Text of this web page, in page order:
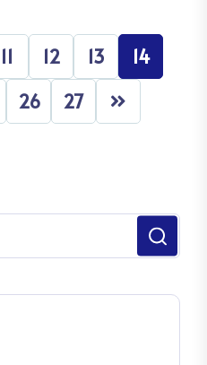
11 12 13
14
26 27